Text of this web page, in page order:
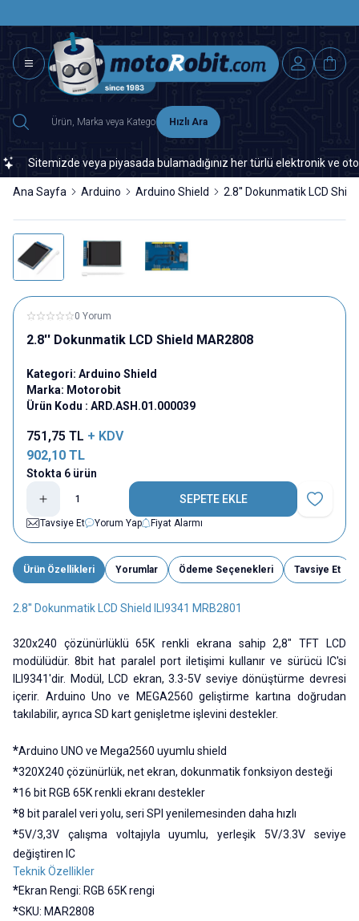
Hızlı Ara
Sitemizde veya piyasada bulamadığınız her türlü elektronik ve
Ana Sayfa Arduino Arduino Shield 2.8'' Dokunmatik LCD
0 Yorum
2.8'' Dokunmatik LCD Shield MAR2808
Kategori: Arduino Shield
Marka: Motorobit
Ürün Kodu : ARD.ASH.01.000039
751,75 TL + KDV
902,10 TL
Stokta 6 ürün
SEPETE EKLE
Favoriye
Tavsiye Et
Yorum Yap Fiyat Alarmı
Ürün Özellikleri Yorumlar Ödeme Seçenekleri Tavsiye Et
2.8'' Dokunmatik LCD Shield ILI9341 MRB2801
320x240 çözünürlüklü 65K renkli ekrana sahip 2,8" TFT LCD
modülüdür. 8bit hat paralel port iletişimi kullanır ve sürücü IC'si
ILI9341'dir. Modül, LCD ekran, 3.3-5V seviye dönüştürme devresi
içerir. Arduino Uno ve MEGA2560 geliştirme kartına doğrudan
takılabilir, ayrıca SD kart genişletme işlevini destekler.
*Arduino UNO ve Mega2560 uyumlu shield
*320X240 çözünürlük, net ekran, dokunmatik fonksiyon desteği
*16 bit RGB 65K renkli ekranı destekler
*8 bit paralel veri yolu, seri SPI yenilemesinden daha hızlı
*5V/3,3V çalışma voltajıyla uyumlu, yerleşik 5V/3.3V seviye
değiştiren IC
Teknik Özellikler
*Ekran Rengi: RGB 65K rengi
*SKU: MAR2808